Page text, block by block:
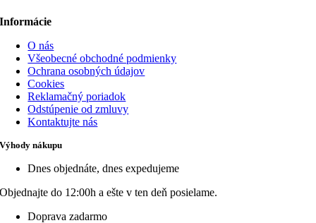
Informácie
O nás
Všeobecné obchodné podmienky
Ochrana osobných údajov
Cookies
Reklamačný poriadok
Odstúpenie od zmluvy
Kontaktujte nás
Výhody nákupu
Dnes objednáte, dnes expedujeme
Objednajte do 12:00h a ešte v ten deň posielame.
Doprava zadarmo